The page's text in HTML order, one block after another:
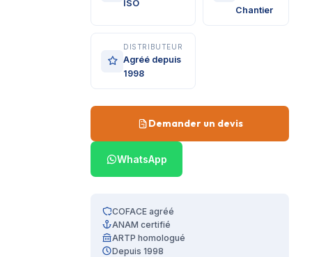
ISO
Chantier
DISTRIBUTEUR
Agréé depuis
1998
Demander un devis
WhatsApp
COFACE agréé
ANAM certifié
ARTP homologué
Depuis 1998